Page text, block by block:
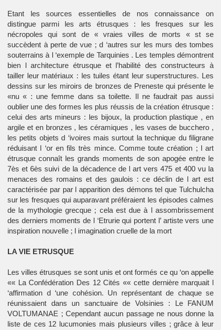
Etant les sources essentielles de nos connaissance on
distingue parmi les arts étrusques : les fresques sur les
nécropoles qui sont de « vraies villes de morts « st se
succèdent à perte de vue ; d ‘autres sur les murs des tombes
souterrains à l ‘exemple de Tarquinies . Les temples démontrent
bien l architecture étrusque et l’habilité des constructeurs à
tailler leur matériaux : les tuiles étant leur superstructures. Les
dessins sur les miroirs de bronzes de Preneste qui présente le
«nu « : une femme dans sa toilette. Il ne faudrait pas aussi
oublier une des formes les plus réussis de la création étrusque :
celui des arts mineurs : les bijoux, la production plastique , en
argile et en bronzes , les céramiques , les vases de bucchero ,
les petits objets d ‘ivoires mais surtout la technique du filigrane
réduisant l ‘or en fils très mince. Comme toute création ; l art
étrusque connaît les grands moments de son apogée entre le
7ès et 6ès suivi de la décadence de l art vers 475 et 400 vu la
menaces des romains et des gaulois : ce déclin de l art est
caractérisée par par l apparition des démons tel que Tulchulcha
sur les fresques qui auparavant préféraient les épisodes calmes
de la mythologie grecque ; cela est due à l assombrissement
des derniers moments de l ‘Etrurie qui portent l’ artiste vers une
inspiration nouvelle ; l imagination cruelle de la mort
LA VIE ETRUSQUE
Les villes étrusques se sont unis et ont formés ce qu ‘on appelle
«« La Confédération Des 12 Cités «« cette dernière marquait l
‘affirmation d ‘une cohésion. Un représentant de chaque se
réunissaient dans un sanctuaire de Volsinies : Le FANUM
VOLTUMANAE ; Cependant aucun passage ne nous donne la
liste de ces 12 lucumonies mais plusieurs villes ; grâce à leur